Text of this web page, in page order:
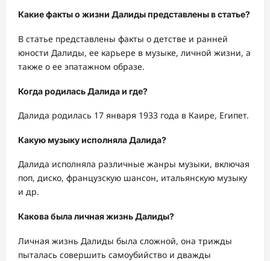
Какие факты о жизни Далиды представлены в статье?
В статье представлены факты о детстве и ранней
юности Далиды, ее карьере в музыке, личной жизни, а
также о ее эпатажном образе.
Когда родилась Далида и где?
Далида родилась 17 января 1933 года в Каире, Египет.
Какую музыку исполняла Далида?
Далида исполняла различные жанры музыки, включая
поп, диско, французскую шансон, итальянскую музыку
и др.
Какова была личная жизнь Далиды?
Личная жизнь Далиды была сложной, она трижды
пыталась совершить самоубийство и дважды